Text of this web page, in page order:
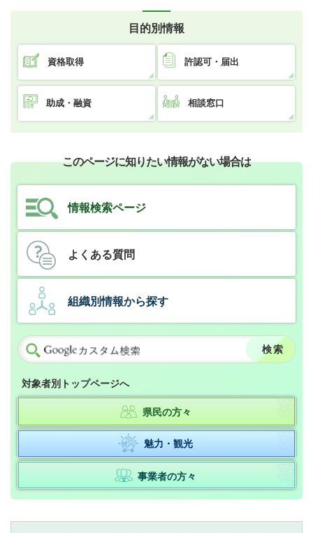
目的別情報
資格取得 許認可・届出
助成・融資 相談窓口
このページに知りたい情報がない場合は
情報検索ページ
よくある質問
組織別情報から探す
対象者別トップページへ
県民の方々
魅力・観光
事業者の方々